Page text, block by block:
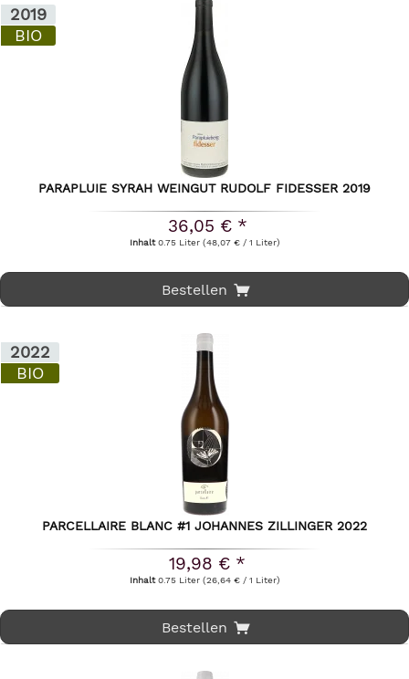
2019
BIO
PARAPLUIE SYRAH WEINGUT RUDOLF FIDESSER 2019
36,05 € *
Inhalt0.75 Liter (48,07 € / 1 Liter)
Bestellen
2022
BIO
PARCELLAIRE BLANC #1 JOHANNES ZILLINGER 2022
19,98 € *
Inhalt0.75 Liter (26,64 € / 1 Liter)
Bestellen